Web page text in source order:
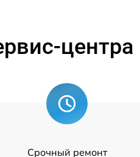
центра
Срочный ремонт